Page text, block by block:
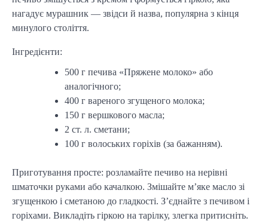
нагадує мурашник — звідси й назва, популярна з кінця
минулого століття.
Інгредієнти:
500 г печива «Пряжене молоко» або
аналогічного;
400 г вареного згущеного молока;
150 г вершкового масла;
2 ст. л. сметани;
100 г волоських горіхів (за бажанням).
Приготування просте: розламайте печиво на нерівні
шматочки руками або качалкою. Змішайте м’яке масло зі
згущенкою і сметаною до гладкості. З’єднайте з печивом і
горіхами. Викладіть гіркою на тарілку, злегка притисніть.